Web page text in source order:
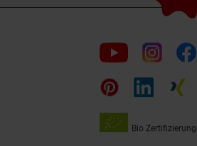
Folge
uns
auf
Bio Zertifizierung